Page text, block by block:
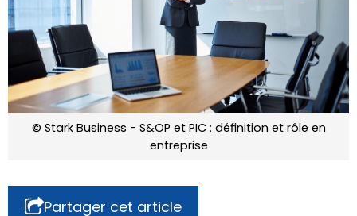
© Stark Business - S&OP et PIC : définition et rôle en
entreprise
Partager cet article